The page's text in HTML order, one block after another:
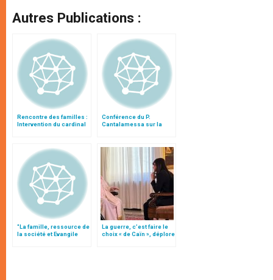
Autres Publications :
Rencontre des familles :
Intervention du cardinal
Conférence du P.
Cantalamessa sur la
"La famille, ressource de
la société et Evangile
La guerre, c’est faire le
choix « de Caïn », déplore